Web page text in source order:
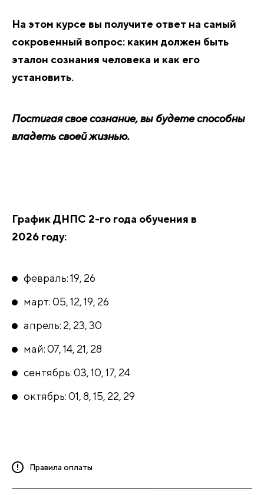
На этом курсе вы получите ответ на самый
сокровенный вопрос: каким должен быть
эталон сознания человека и как его
установить.
Постигая свое сознание, вы будете способны
владеть своей жизнью.
График ДНПС 2-го года обучения в
2026 году:
февраль: 19, 26
март: 05, 12, 19, 26
апрель: 2, 23, 30
май: 07, 14, 21, 28
сентябрь: 03, 10, 17, 24
октябрь: 01, 8, 15, 22, 29
Правила оплаты